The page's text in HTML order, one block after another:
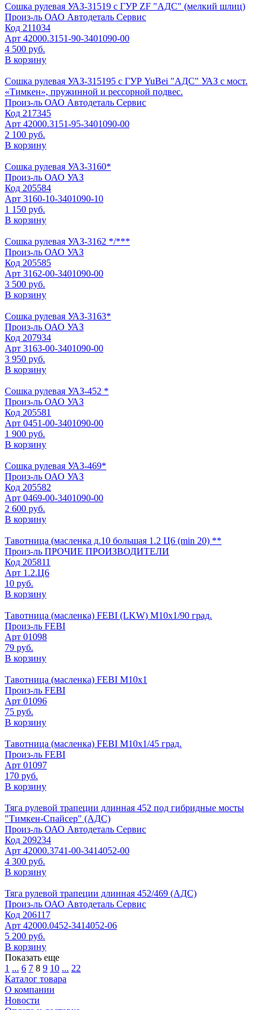
Сошка рулевая УАЗ-31519 с ГУР ZF "АДС" (мелкий шлиц)
Произ-ль ОАО Автодеталь Сервис
Код 211034
Арт 42000.3151-90-3401090-00
4 500 руб.
В корзину
Сошка рулевая УАЗ-315195 с ГУР YuBei "АДС" УАЗ с мост.
«Тимкен», пружинной и рессорной подвес.
Произ-ль ОАО Автодеталь Сервис
Код 217345
Арт 42000.3151-95-3401090-00
2 100 руб.
В корзину
Сошка рулевая УАЗ-3160*
Произ-ль ОАО УАЗ
Код 205584
Арт 3160-10-3401090-10
1 150 руб.
В корзину
Сошка рулевая УАЗ-3162 */***
Произ-ль ОАО УАЗ
Код 205585
Арт 3162-00-3401090-00
3 500 руб.
В корзину
Сошка рулевая УАЗ-3163*
Произ-ль ОАО УАЗ
Код 207934
Арт 3163-00-3401090-00
3 950 руб.
В корзину
Сошка рулевая УАЗ-452 *
Произ-ль ОАО УАЗ
Код 205581
Арт 0451-00-3401090-00
1 900 руб.
В корзину
Сошка рулевая УАЗ-469*
Произ-ль ОАО УАЗ
Код 205582
Арт 0469-00-3401090-00
2 600 руб.
В корзину
Тавотница (масленка д.10 большая 1.2 Ц6 (min 20) **
Произ-ль ПРОЧИЕ ПРОИЗВОДИТЕЛИ
Код 205811
Арт 1.2.Ц6
10 руб.
В корзину
Тавотница (масленка) FEBI (LKW) М10х1/90 град.
Произ-ль FEBI
Арт 01098
79 руб.
В корзину
Тавотница (масленка) FEBI М10х1
Произ-ль FEBI
Арт 01096
75 руб.
В корзину
Тавотница (масленка) FEBI М10х1/45 град.
Произ-ль FEBI
Арт 01097
170 руб.
В корзину
Тяга рулевой трапеции длинная 452 под гибридные мосты
"Тимкен-Спайсер" (АДС)
Произ-ль ОАО Автодеталь Сервис
Код 209234
Арт 42000.3741-00-3414052-00
4 300 руб.
В корзину
Тяга рулевой трапеции длинная 452/469 (АДС)
Произ-ль ОАО Автодеталь Сервис
Код 206117
Арт 42000.0452-3414052-06
5 200 руб.
В корзину
Показать еще
1 ... 6 7 8 9 10 ... 22
Каталог товара
О компании
Новости